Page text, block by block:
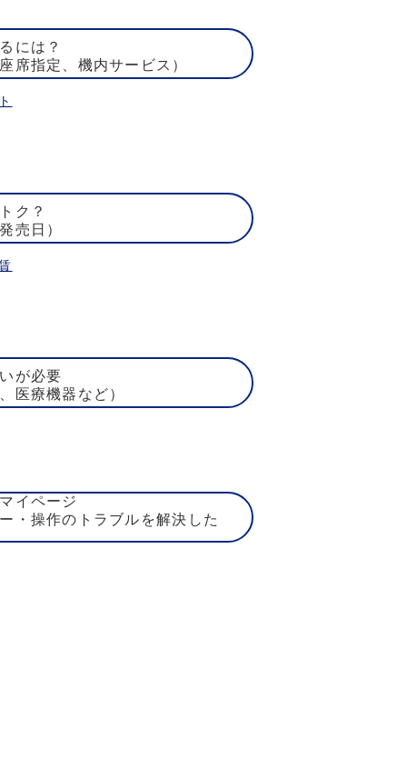
には？
席指定、機内サービス）
ク？
売日）
が必要
医療機器など）
イページ
・操作のトラブルを解決した